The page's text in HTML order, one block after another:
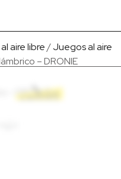
aire libre/Juegos al aire
– DRONIE